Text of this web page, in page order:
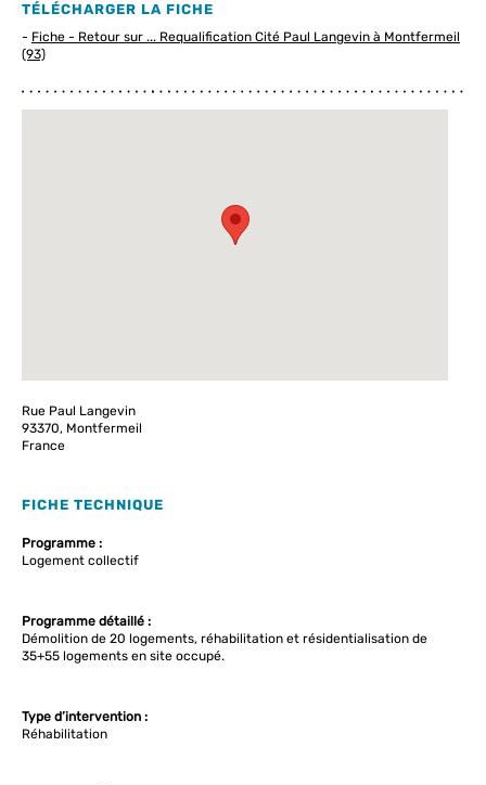
TÉLÉCHARGER LA FICHE
- Fiche - Retour sur ... Requalification Cité Paul Langevin à Montfermeil
(93)
Rue Paul Langevin
93370, Montfermeil
France
FICHE TECHNIQUE
Programme :
Logement collectif
Programme détaillé :
Démolition de 20 logements, réhabilitation et résidentialisation de
35+55 logements en site occupé.
Type d’intervention :
Réhabilitation